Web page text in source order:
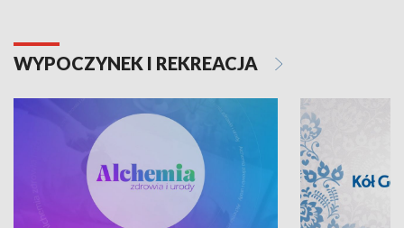
WYPOCZYNEK I REKREACJA